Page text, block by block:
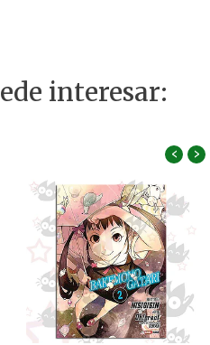
interesar:
‹ ›